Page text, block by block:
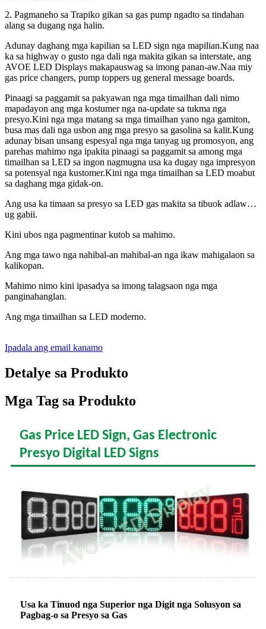
2. Pagmaneho sa Trapiko gikan sa gas pump ngadto sa tindahan
alang sa dugang nga halin.
Adunay daghang mga kapilian sa LED sign nga mapilian.Kung naa
ka sa highway o gusto nga dali nga makita gikan sa interstate, ang
AVOE LED Displays makapauswag sa imong panan-aw.Naa miy
gas price changers, pump toppers ug general message boards.
Pinaagi sa paggamit sa pakyawan nga mga timailhan dali nimo
mapadayon ang mga kostumer nga na-update sa tukma nga
presyo.Kini nga mga matang sa mga timailhan yano nga gamiton,
busa mas dali nga usbon ang mga presyo sa gasolina sa kalit.Kung
adunay bisan unsang espesyal nga mga tanyag ug promosyon, ang
parehas mahimo nga ipakita pinaagi sa paggamit sa among mga
timailhan sa LED sa ingon nagmugna usa ka dugay nga impresyon
sa potensyal nga kustomer.Kini nga mga timailhan sa LED moabut
sa daghang mga gidak-on.
Ang usa ka timaan sa presyo sa LED gas makita sa tibuok adlaw…
ug gabii.
Kini ubos nga pagmentinar kutob sa mahimo.
Ang mga tawo nga nahibal-an mahibal-an nga ikaw mahigalaon sa
kalikopan.
Mahimo nimo kini ipasadya sa imong talagsaon nga mga
panginahanglan.
Ang mga timailhan sa LED moderno.
Ipadala ang email kanamo
Detalye sa Produkto
Mga Tag sa Produkto
Gas Price LED Sign, Gas Electronic
Presyo Digital LED Signs
Usa ka Tinuod nga Superior nga Digit nga Solusyon sa
Pagbag-o sa Presyo sa Gas